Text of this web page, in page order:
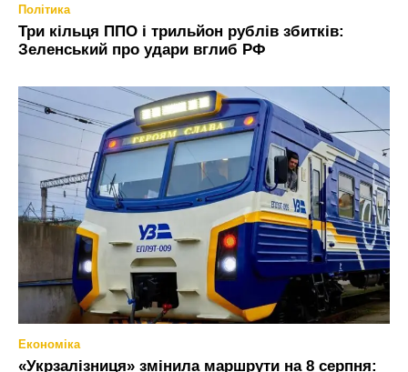
Політика
Три кільця ППО і трильйон рублів збитків:
Зеленський про удари вглиб РФ
Економіка
«Укрзалізниця» змінила маршрути на 8 серпня: